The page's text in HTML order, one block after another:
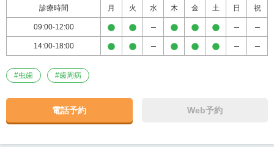
診療時間 月 火 水 木 金 土 日 祝
09:00-12:00
14:00-18:00
#虫歯 #歯周病
電話予約 Web予約